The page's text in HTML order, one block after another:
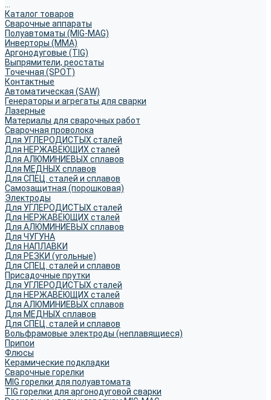
Каталог товаров
Сварочные аппараты
Полуавтоматы (MIG-MAG)
Инверторы (MMA)
Аргонодуговые (TIG)
Выпрямители, реостаты
Точечная (SPOT)
Контактные
Автоматическая (SAW)
Генераторы и агрегаты для сварки
Лазерные
Материалы для сварочных работ
Сварочная проволока
Для УГЛЕРОДИСТЫХ сталей
Для НЕРЖАВЕЮЩИХ сталей
Для АЛЮМИНИЕВЫХ сплавов
Для МЕДНЫХ сплавов
Для СПЕЦ. сталей и сплавов
Самозащитная (порошковая)
Электроды
Для УГЛЕРОДИСТЫХ сталей
Для НЕРЖАВЕЮЩИХ сталей
Для АЛЮМИНИЕВЫХ сплавов
Для ЧУГУНА
Для НАПЛАВКИ
Для РЕЗКИ (угольные)
Для СПЕЦ. сталей и сплавов
Присадочные прутки
Для УГЛЕРОДИСТЫХ сталей
Для НЕРЖАВЕЮЩИХ сталей
Для АЛЮМИНИЕВЫХ сплавов
Для МЕДНЫХ сплавов
Для СПЕЦ. сталей и сплавов
Вольфрамовые электроды (неплавящиеся)
Припои
Флюсы
Керамические подкладки
Сварочные горелки
MIG горелки для полуавтомата
TIG горелки для аргонодуговой сварки